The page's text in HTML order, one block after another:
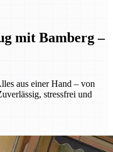
mit Bamberg –
aus einer Hand – von
stressfrei und